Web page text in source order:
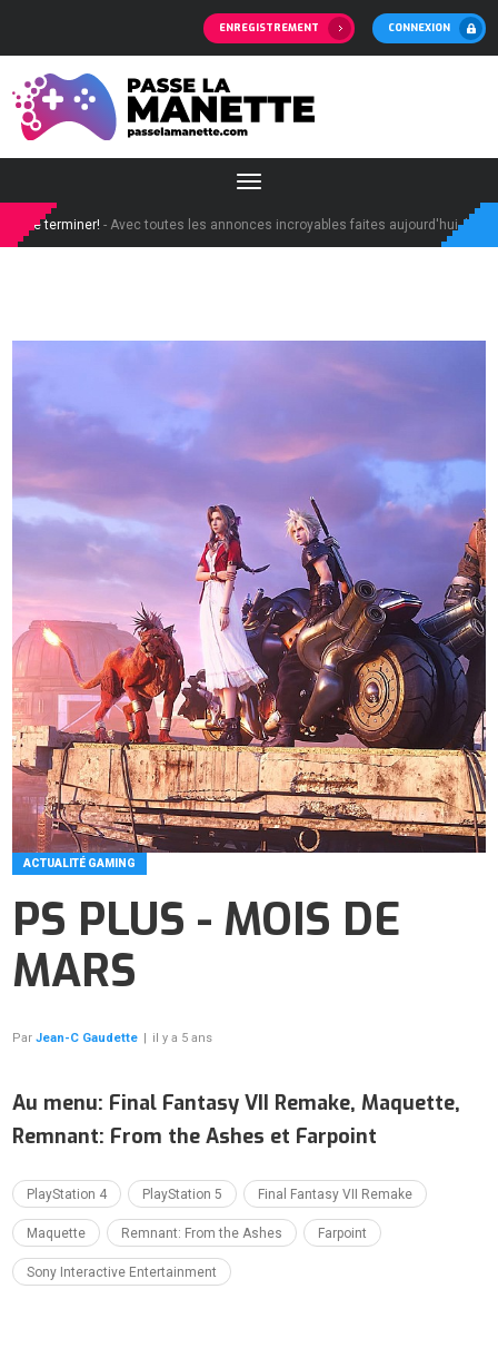
ENREGISTREMENT CONNEXION
terminer!- Avec toutes les annonces incroyables faites aujourd'hui, la
ACTUALITÉ GAMING
PS PLUS - MOIS DE
MARS
ParJean-C Gaudette | il y a 5 ans
Au menu: Final Fantasy VII Remake, Maquette,
Remnant: From the Ashes et Farpoint
PlayStation 4 PlayStation 5 Final Fantasy VII Remake
Maquette Remnant: From the Ashes Farpoint
Sony Interactive Entertainment